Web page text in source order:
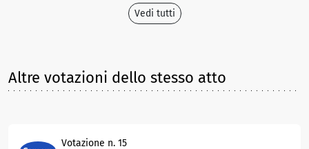
Vedi tutti
Altre votazioni dello stesso atto
Votazione n. 15